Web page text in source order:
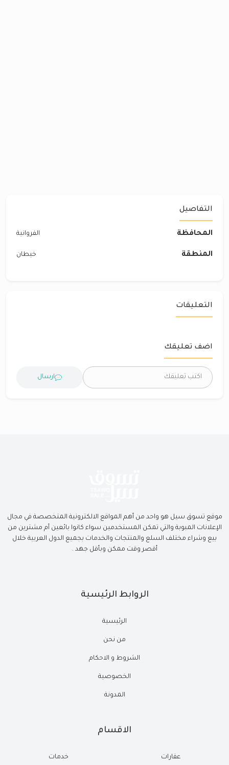
التفاصيل
المحافظة الفروانية
المنطقة خيطان
التعليقات
اضف تعليقك
ارسال
موقع تسوق سيل هو واحد من أهم المواقع الالكترونية المتخصصة في مجال
الإعلانات المبوبة والتي تمكن المستخدمين سواء كانوا بائعين أم مشترين من
بيع وشراء مختلف السلع والمنتجات والخدمات بجميع الدول العربية خلال
أقصر وقت ممكن وبأقل جهد .
الروابط الرئيسية
الرئيسية
من نحن
الشروط و الاحكام
الخصوصية
المدونة
الاقسام
عقارات خدمات